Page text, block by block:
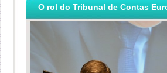
O rol do Tribunal de Contas